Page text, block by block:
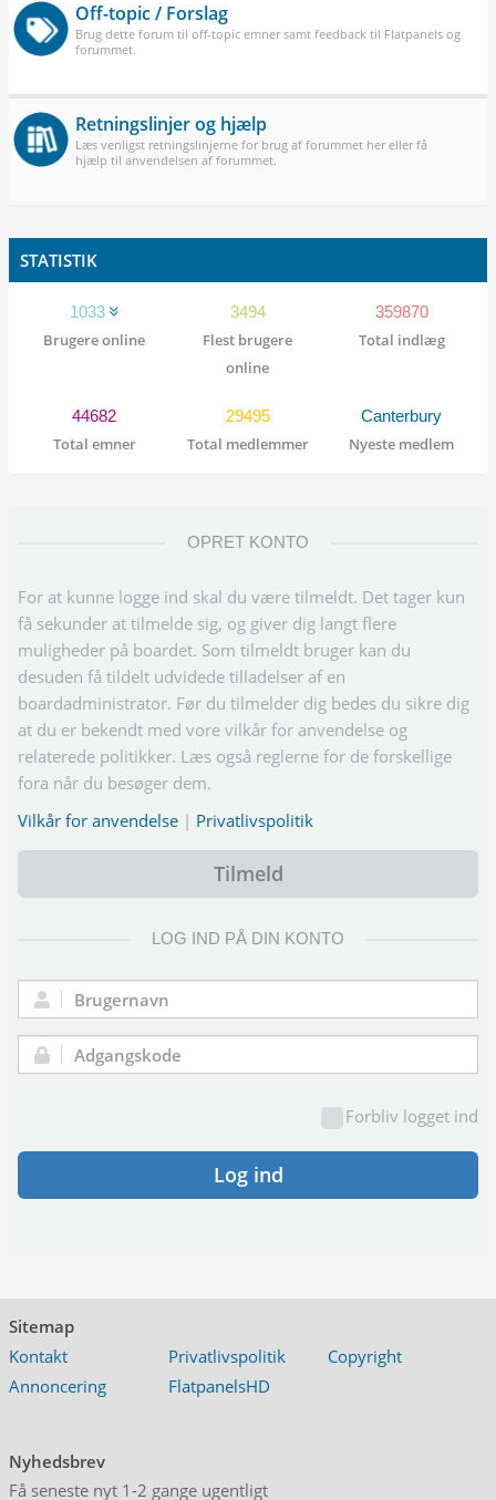
Off-topic / Forslag
Brug dette forum til off-topic emner samt feedback til Flatpanels og
forummet.
Retningslinjer og hjælp
Læs venligst retningslinjerne for brug af forummet her eller få
hjælp til anvendelsen af forummet.
STATISTIK
1033
Brugere online
3494
Flest brugere
online
359870
Total indlæg
44682
Total emner
29495
Total medlemmer
Canterbury
Nyeste medlem
OPRET KONTO
For at kunne logge ind skal du være tilmeldt. Det tager kun
få sekunder at tilmelde sig, og giver dig langt flere
muligheder på boardet. Som tilmeldt bruger kan du
desuden få tildelt udvidede tilladelser af en
boardadministrator. Før du tilmelder dig bedes du sikre dig
at du er bekendt med vore vilkår for anvendelse og
relaterede politikker. Læs også reglerne for de forskellige
fora når du besøger dem.
Vilkår for anvendelse | Privatlivspolitik
Tilmeld
LOG IND PÅ DIN KONTO
Brugernavn:
Adgangskode:
Forbliv logget ind
Log ind
Sitemap
Kontakt
Privatlivspolitik
Copyright
Annoncering
FlatpanelsHD
Nyhedsbrev
Få seneste nyt 1-2 gange ugentligt